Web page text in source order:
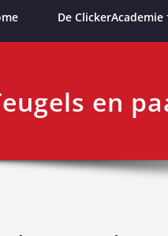
De ClickerAcademie
en